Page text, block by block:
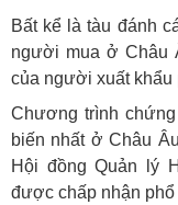
Bất kể là tàu đánh
người mua ở Châu
của người xuất
Chương trình
biến nhất ở Châu
Hội đồng Quản lý
được chấp nhận